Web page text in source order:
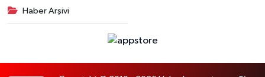
Haber Arşivi